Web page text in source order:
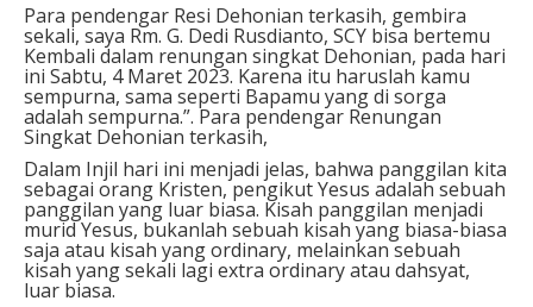
Para pendengar Resi Dehonian terkasih, gembira
sekali, saya Rm. G. Dedi Rusdianto, SCY bisa bertemu
Kembali dalam renungan singkat Dehonian, pada hari
ini Sabtu, 4 Maret 2023. Karena itu haruslah kamu
sempurna, sama seperti Bapamu yang di sorga
adalah sempurna.”. Para pendengar Renungan
Singkat Dehonian terkasih,
Dalam Injil hari ini menjadi jelas, bahwa panggilan kita
sebagai orang Kristen, pengikut Yesus adalah sebuah
panggilan yang luar biasa. Kisah panggilan menjadi
murid Yesus, bukanlah sebuah kisah yang biasa-biasa
saja atau kisah yang ordinary, melainkan sebuah
kisah yang sekali lagi extra ordinary atau dahsyat,
luar biasa.